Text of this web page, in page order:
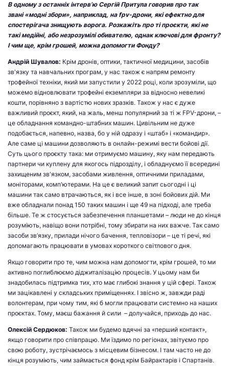
В одному з останніх інтерв’ю Сергій Притула говорив про так
звані «модні збори», наприклад, на fpv-дрони, які ефектно для
спостерігача знищують ворога. Розкажіть про ті проєкти, які не
такі медійні, або незрозумілі обивателю, однак ключові для фронту?
І чим ще, крім грошей, можна допомогти Фонду?
Андрій Шувалов: Крім дронів, оптики, тактичної медицини, засобів
зв'язку та навчальних програм, у нас також є напрям ремонту
трофейної техніки, який ми запустили у 2022 році, коли зрозуміли, що
можемо відновлювати трофейні екземпляри за відносно невеликі
кошти, порівняно з вартістю нових зразків. Також у нас є дуже
важливий проєкт, який, на жаль, менш популярний за ті ж FPV-дрони, –
це обладнання командно-штабних машин. Цивільним не дуже
подобається, напевно, назва, бо у ній одразу і «штаб» і «командир».
Але саме ці машини дозволяють в онлайн-режимі вести бойові дії.
Суть цього проєкту така: ми отримуємо машину, яку нам передають
партнери чи куплену для якогось підрозділу, і обладнуємо її всередині
захищеним зв'язком, засобами живлення, оптичними приладами,
моніторами, комп'ютерами. На це є великий запит сьогодні і ці
машини так само втрачаються, як і все інше, в зоні бойових дій. Ми
вже обладнали понад 150 таких машин і ще 49 на підході, але треба
більше. Те ж стосується забезпечення планшетами – люди не до кінця
розуміють, навіщо вони потрібні, тому збирати на них важче. Так само
засоби зв’язку, прилади нічого бачення, тепловізори – це ті речі, які
допомагають працювати в умовах короткого світлового дня.
Якщо говорити про те, чим можна нам допомогти, крім грошей, то ми
активно поглиблюємо діджиталізацію процесів. У цьому нам би
знадобилась підтримка тих, хто має глибокі знання у цій сфері. Також
ми зацікавлені у складських приміщеннях. І звісно ж, завжди раді
волонтерам, при чому тим, які б могли працювати системно на наших
проєктах. Тому, маєш бажання й сили – долучайся, приходь до нас.
Олексій Сердюков: Також ми будемо вдячні за «перший контакт»,
якщо говорити про співпрацю. Ми їздимо по регіонах, звітуємо про
свою роботу, зустрічаємось з місцевим бізнесом. І там часто не до
кінця розуміють, чим займається фонд крім Байрактарів і Спартанів.